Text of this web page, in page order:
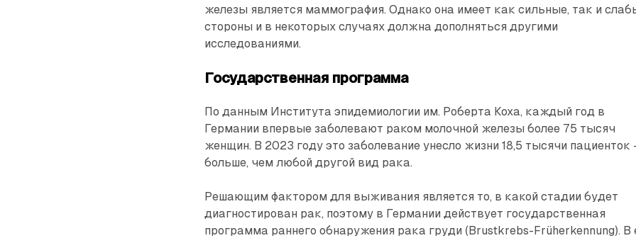
железы является маммография. Однако она имеет как сильные, так и
стороны и в некоторых случаях должна дополняться другими
исследованиями.
Государственная программа
По данным Института эпидемиологии им. Роберта Коха, каждый год в
Германии впервые заболевают раком молочной железы более 75 тысяч
женщин. В 2023 году это заболевание унесло жизни 18,5 тысячи пациенток
больше, чем любой другой вид рака.
Решающим фактором для выживания является то, в какой стадии будет
диагностирован рак, поэтому в Германии действует государственная
программа раннего обнаружения рака груди (Brustkrebs-Früherkennung). В